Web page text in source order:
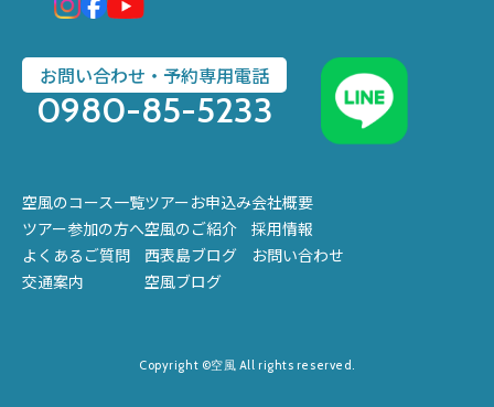
お問い合わせ・予約専用電話
0980-85-5233
空風のコース一覧
ツアー参加の方へ
よくあるご質問
交通案内
ツアーお申込み
空風のご紹介
西表島ブログ
空風ブログ
会社概要
採用情報
お問い合わせ
Copyright ©空風 All rights reserved.